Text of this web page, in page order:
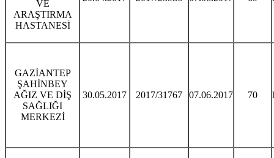
VE
ARAŞTIRMA
HASTANESİ
GAZİANTEP
ŞAHİNBEY
AĞIZ VE DİŞ
SAĞLIĞI
MERKEZİ
30.05.2017 2017/31767 07.06.2017 70